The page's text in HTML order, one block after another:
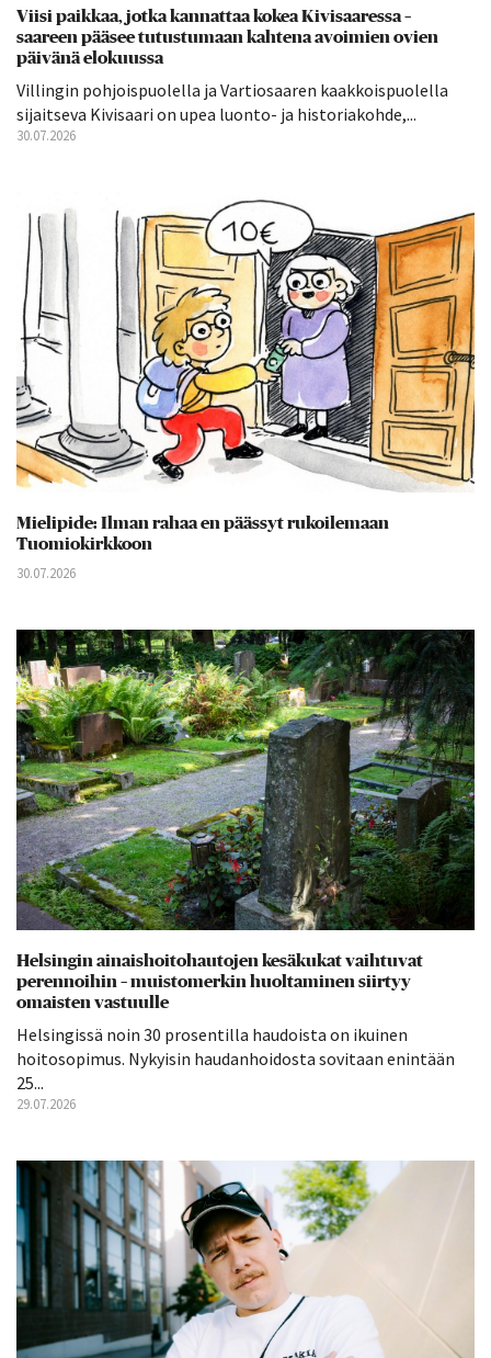
Viisi paikkaa, jotka kannattaa kokea Kivisaaressa –
saareen pääsee tutustumaan kahtena avoimien ovien
päivänä elokuussa
Villingin pohjoispuolella ja Vartiosaaren kaakkoispuolella
sijaitseva Kivisaari on upea luonto- ja historiakohde,...
30.07.2026
Mielipide: Ilman rahaa en päässyt rukoilemaan
Tuomiokirkkoon
30.07.2026
Helsingin ainaishoitohautojen kesäkukat vaihtuvat
perennoihin – muistomerkin huoltaminen siirtyy
omaisten vastuulle
Helsingissä noin 30 prosentilla haudoista on ikuinen
hoitosopimus. Nykyisin haudanhoidosta sovitaan enintään
25...
29.07.2026